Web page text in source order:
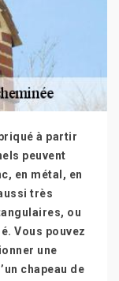
à partir
peuvent
en métal, en
très
ou
Vous pouvez
une
chapeau de